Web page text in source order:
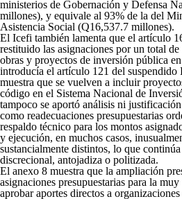
ministerios de Gobernación y Defensa
millones), y equivale al 93% de la del
Asistencia Social (Q16,537.7 millones).
El Icefi también lamenta que el artículo
restituido las asignaciones por un total
obras y proyectos de inversión pública
introducía el artículo 121 del
muestra que se vuelven a incluir
código en el Sistema Nacional de
tampoco se aportó análisis ni
como readecuaciones presupuestarias
respaldo técnico para los montos
y ejecución, en muchos casos,
sustancialmente distintos, lo que
discrecional, antojadiza o politizada.
El anexo 8 muestra que la ampliación
asignaciones presupuestarias para la
aprobar aportes directos a